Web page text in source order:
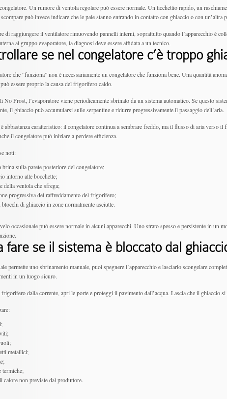
Un rumore di ventola regolare può essere normale. Un ticchettio rapido, un
può invece indicare che le pale stanno entrando in contatto con ghiaccio o con un’altra
di raggiungere il ventilatore rimuovendo pannelli interni, soprattutto quando l’apparecchio è
al gruppo evaporatore, la diagnosi deve essere affidata a un tecnico.
se nel congelatore c’è troppo
che “funziona” non è necessariamente un congelatore che funziona bene. Una quantità
essere proprio la causa del frigorifero caldo.
No Frost, l’evaporatore viene periodicamente sbrinato da un sistema automatico. Se questo
il ghiaccio può accumularsi sulle serpentine e ridurre progressivamente il passaggio dell’aria.
abbastanza caratteristico: il congelatore continua a sembrare freddo, ma il flusso di aria verso
il congelatore può iniziare a perdere efficienza.
noti:
brina sulla parete posteriore del congelatore;
intorno alle bocchette;
della ventola che sfrega;
progressiva del raffreddamento del frigorifero;
blocchi di ghiaccio in zone normalmente asciutte.
occasionale può essere normale in alcuni apparecchi. Uno strato spesso e persistente in un
fare se il sistema è bloccato dal
permette uno sbrinamento manuale, puoi spegnere l’apparecchio e lasciarlo scongelare
in un luogo sicuro.
dalla corrente, apri le porte e proteggi il pavimento dall’acqua. Lascia che il ghiaccio si
metallici;
termiche;
calore non previste dal produttore.